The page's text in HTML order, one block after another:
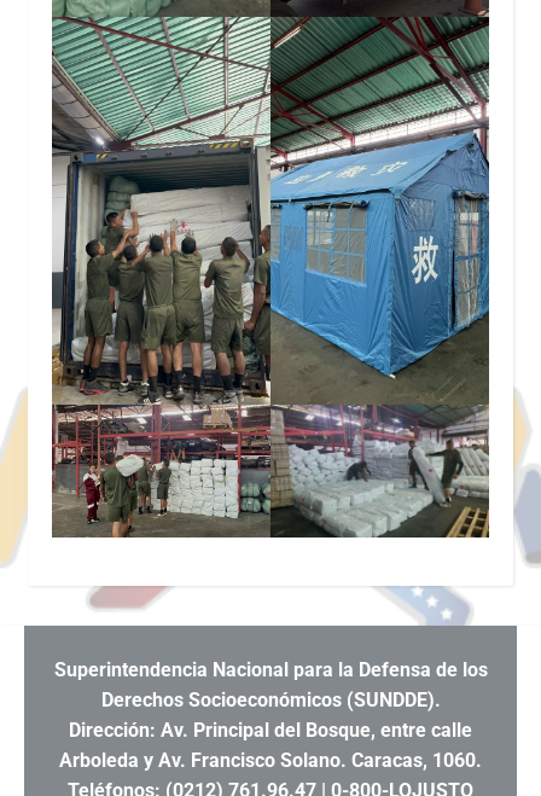
Superintendencia Nacional para la Defensa de los
Derechos Socioeconómicos (SUNDDE).
Dirección: Av. Principal del Bosque, entre calle
Arboleda y Av. Francisco Solano. Caracas, 1060.
Teléfonos: (0212) 761.96.47 | 0-800-LOJUSTO